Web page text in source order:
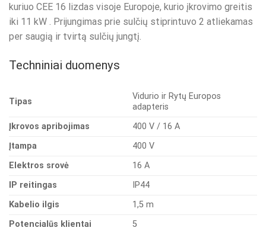
kuriuo CEE 16 lizdas visoje Europoje, kurio įkrovimo greitis
iki 11 kW
. Prijungimas prie sulčių stiprintuvo 2 atliekamas
per saugią ir tvirtą sulčių jungtį.
Techniniai duomenys
Tipas
Vidurio ir Rytų Europos
adapteris
Įkrovos apribojimas
400 V / 16 A
Įtampa
400 V
Elektros srovė
16 A
IP reitingas
IP44
Kabelio ilgis
1,5 m
Potencialūs klientai
5